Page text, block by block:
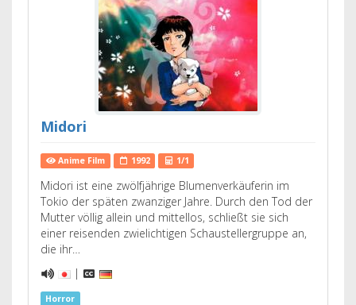
Midori
Anime Film 1992 1/1
Midori ist eine zwölfjährige Blumenverkäuferin im
Tokio der späten zwanziger Jahre. Durch den Tod der
Mutter völlig allein und mittellos, schließt sie sich
einer reisenden zwielichtigen Schaustellergruppe an,
die ihr…
|
Horror